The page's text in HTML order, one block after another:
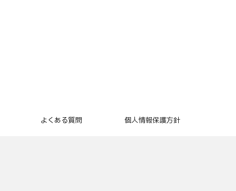
よくある質問 個人情報保護方針